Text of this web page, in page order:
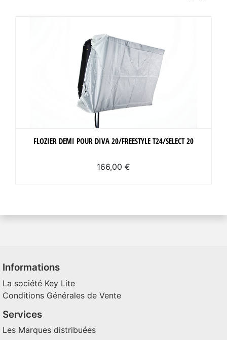
FLOZIER DEMI POUR DIVA 20/FREESTYLE T24/SELECT 20
166,00 €
Informations
La société Key Lite
Conditions Générales de Vente
Services
Les Marques distribuées